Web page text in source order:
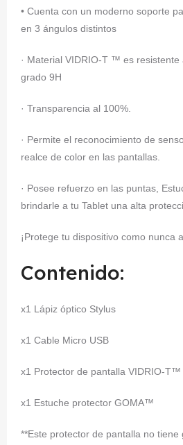
• Cuenta con un moderno soporte
en 3 ángulos distintos
· Material VIDRIO-T ™ es resistente
grado 9H
· Transparencia al 100%.
· Permite el reconocimiento de
realce de color en las pantallas.
· Posee refuerzo en las puntas,
brindarle a tu Tablet una alta
¡Protege tu dispositivo como nunca
Contenido:
x1 Lápiz óptico Stylus
x1 Cable Micro USB
x1 Protector de pantalla VIDRIO-T™
x1 Estuche protector GOMA™
**Este protector de pantalla no tiene